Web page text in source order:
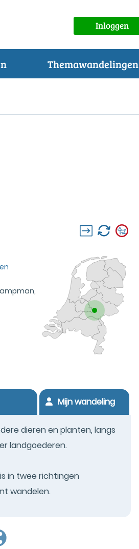
Inloggen
Themawandelingen
Mijn wandeling
dieren en planten, langs
landgoederen.
in twee richtingen
wandelen.